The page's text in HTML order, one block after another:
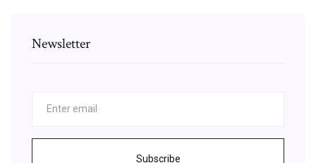
Newsletter
Subscribe